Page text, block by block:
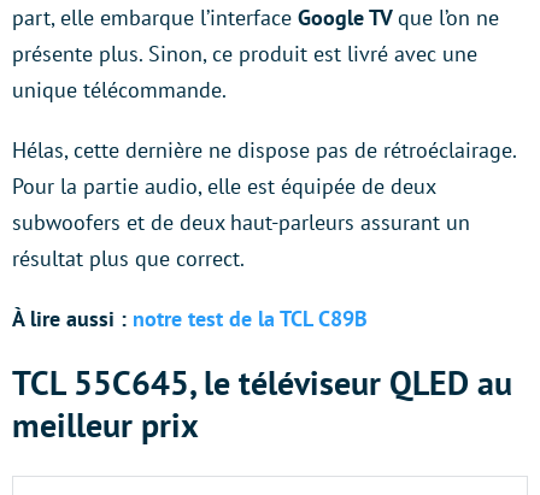
part, elle embarque l’interface Google TVque l’on ne
présente plus. Sinon, ce produit est livré avec une
unique télécommande.
Hélas, cette dernière ne dispose pas de rétroéclairage.
Pour la partie audio, elle est équipée de deux
subwoofers et de deux haut-parleurs assurant un
résultat plus que correct.
À lire aussi : notre test de la TCL C89B
TCL 55C645, le téléviseur QLED au
meilleur prix